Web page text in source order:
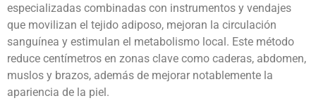
especializadas combinadas con instrumentos y vendajes
que movilizan el tejido adiposo, mejoran la circulación
sanguínea y estimulan el metabolismo local. Este método
reduce centímetros en zonas clave como caderas, abdomen,
muslos y brazos, además de mejorar notablemente la
apariencia de la piel.